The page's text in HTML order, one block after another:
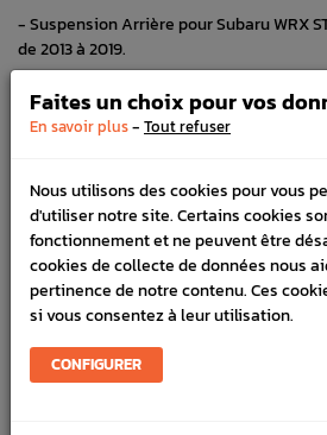
- Suspension Arrière pour Subaru WRX
de 2013 à 2019.
- Commande d'Embrayage pour Subaru
- Système de Frein de Stationnement
- Support du Différentiel pour Subaru
2002
- Conduit D'air pour Subaru BRZ de 2013
- Schéma de Fixation de Hayon Origine
02
- Support de différentiel pour Subaru
2007
Faites un choix pour vos
En savoir plus- Tout refuser
Nous utilisons des cookies pour vous
d'utiliser notre site. Certains cookies
fonctionnement et ne peuvent être
cookies de collecte de données nous
pertinence de notre contenu. Ces
si vous consentez à leur utilisation.
CONFIGURER